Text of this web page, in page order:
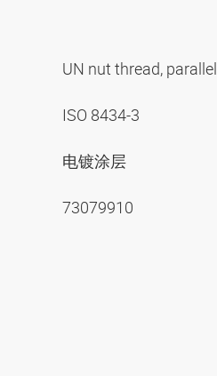
UN nut thread, parallel
ISO 8434-3
电镀涂层
73079910